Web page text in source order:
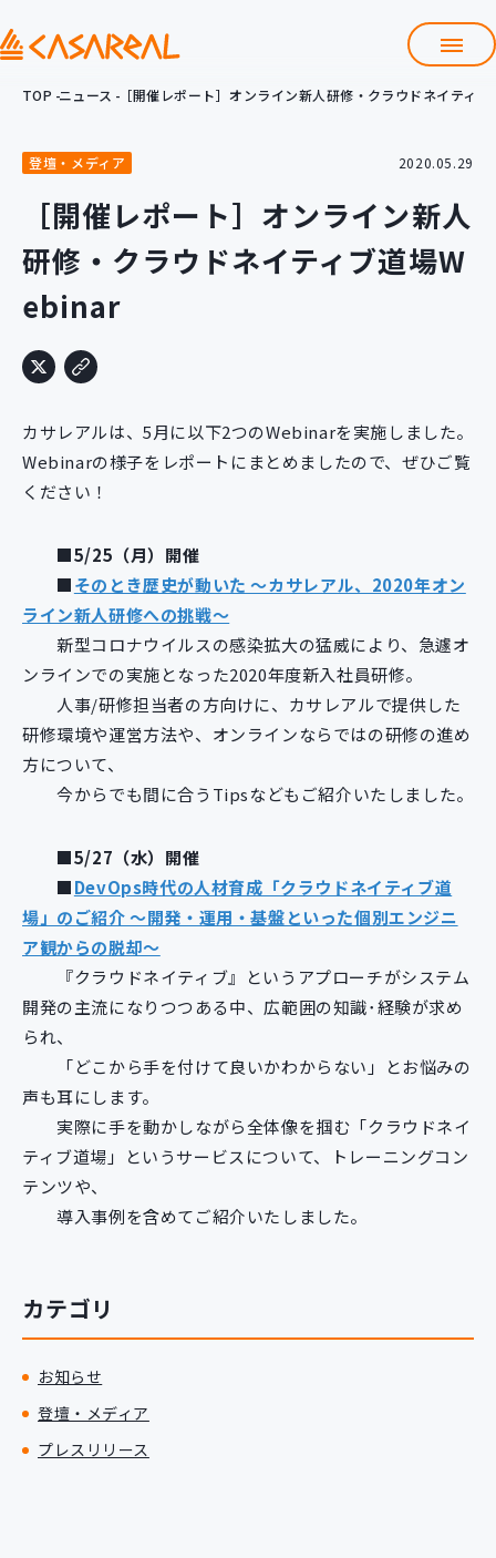
会社情報
サービス
プロダクト開発支援
クラウド導入支援 Git導入支援
システム構築支援
研修サービス
カスタマイズコース 教材購入
導入事例
イベント・セミナー
ニュース
採用情報
TOP ニュース ［開催レポート］オンライン新人研修・クラウドネイティ
登壇・メディア 2020.05.29
［開催レポート］オンライン新人
研修・クラウドネイティブ道場W
ebinar
カサレアルは、5月に以下2つのWebinarを実施しました。
Webinarの様子をレポートにまとめましたので、ぜひご覧
ください！
■5/25（月）開催
■そのとき歴史が動いた ～カサレアル、2020年オン
ライン新人研修への挑戦～
新型コロナウイルスの感染拡大の猛威により、急遽オ
ンラインでの実施となった2020年度新入社員研修。
人事/研修担当者の方向けに、カサレアルで提供した
研修環境や運営方法や、オンラインならではの研修の進め
方について、
今からでも間に合うTipsなどもご紹介いたしました。
■5/27（水）開催
■DevOps時代の人材育成「クラウドネイティブ道
場」のご紹介 ～開発・運用・基盤といった個別エンジニ
ア観からの脱却～
『クラウドネイティブ』というアプローチがシステム
開発の主流になりつつある中、広範囲の知識･経験が求め
られ、
「どこから手を付けて良いかわからない」とお悩みの
声も耳にします。
実際に手を動かしながら全体像を掴む「クラウドネイ
ティブ道場」というサービスについて、トレーニングコン
テンツや、
導入事例を含めてご紹介いたしました。
カテゴリ
お知らせ
登壇・メディア
プレスリリース